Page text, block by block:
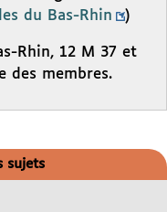
du Bas-Rhin )
Rhin, 12 M 37 et
des membres.
sujets